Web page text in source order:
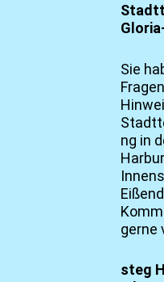
Sie
ng in
gerne
steg